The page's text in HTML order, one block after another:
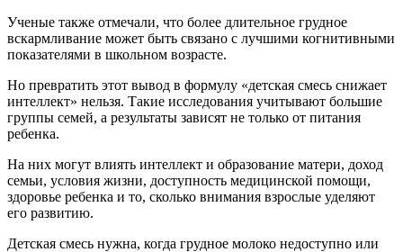
Ученые также отмечали, что более длительное грудное
вскармливание может быть связано с лучшими когнитивными
показателями в школьном возрасте.
Но превратить этот вывод в формулу «детская смесь снижает
интеллект» нельзя. Такие исследования учитывают большие
группы семей, а результаты зависят не только от питания
ребенка.
На них могут влиять интеллект и образование матери, доход
семьи, условия жизни, доступность медицинской помощи,
здоровье ребенка и то, сколько внимания взрослые уделяют
его развитию.
Детская смесь нужна, когда грудное молоко недоступно или